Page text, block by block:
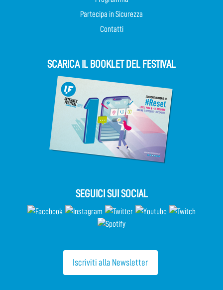
Partecipa in Sicurezza
Contatti
SCARICA IL BOOKLET DEL FESTIVAL
SEGUICI SUI SOCIAL
Iscriviti alla Newsletter